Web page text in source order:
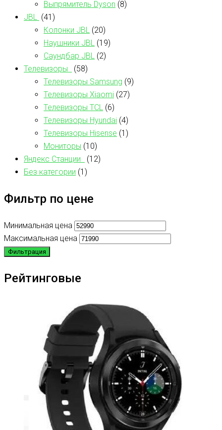
Выпрямитель Dyson (8)
JBL
(41)
Колонки JBL (20)
Наушники JBL (19)
Саундбар JBL (2)
Телевизоры
(58)
Телевизоры Samsung (9)
Телевизоры Xiaomi (27)
Телевизоры TCL (6)
Телевизоры Hyundai (4)
Телевизоры Hisense (1)
Мониторы (10)
Яндекс Станции
(12)
Без категории (1)
Фильтр по цене
Минимальная цена
Максимальная цена
Фильтрация
Рейтинговые